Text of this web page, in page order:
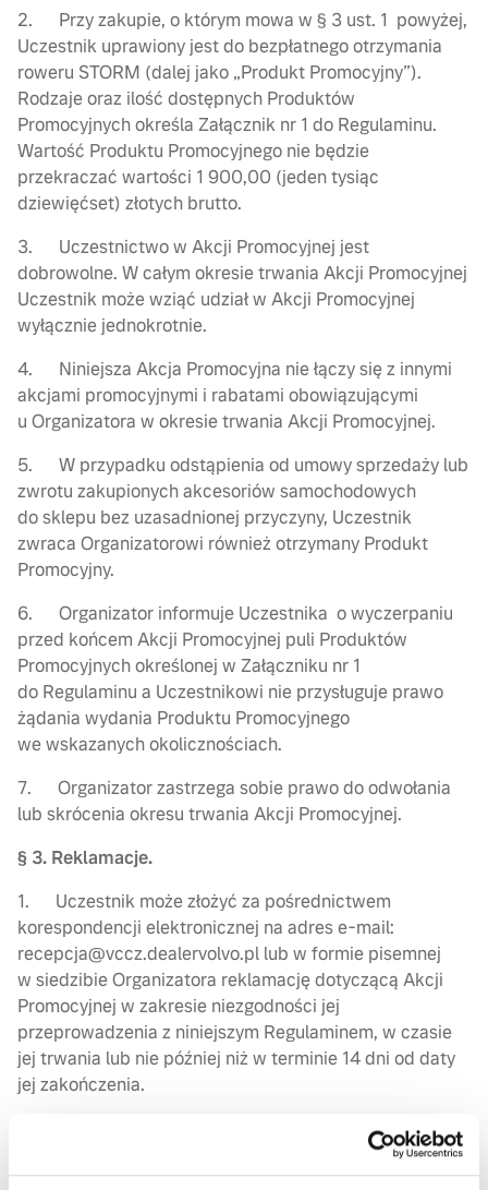
2. Przy zakupie, o którym mowa w § 3 ust. 1 powyżej,
Uczestnik uprawiony jest do bezpłatnego otrzymania
roweru STORM (dalej jako „Produkt Promocyjny”).
Rodzaje oraz ilość dostępnych Produktów
Promocyjnych określa Załącznik nr 1 do Regulaminu.
Wartość Produktu Promocyjnego nie będzie
przekraczać wartości 1 900,00 (jeden tysiąc
dziewięćset) złotych brutto.
3. Uczestnictwo w Akcji Promocyjnej jest
dobrowolne. W całym okresie trwania Akcji Promocyjnej
Uczestnik może wziąć udział w Akcji Promocyjnej
wyłącznie jednokrotnie.
4. Niniejsza Akcja Promocyjna nie łączy się z innymi
akcjami promocyjnymi i rabatami obowiązującymi
u Organizatora w okresie trwania Akcji Promocyjnej.
5. W przypadku odstąpienia od umowy sprzedaży lub
zwrotu zakupionych akcesoriów samochodowych
do sklepu bez uzasadnionej przyczyny, Uczestnik
zwraca Organizatorowi również otrzymany Produkt
Promocyjny.
6. Organizator informuje Uczestnika o wyczerpaniu
przed końcem Akcji Promocyjnej puli Produktów
Promocyjnych określonej w Załączniku nr 1
do Regulaminu a Uczestnikowi nie przysługuje prawo
żądania wydania Produktu Promocyjnego
we wskazanych okolicznościach.
7. Organizator zastrzega sobie prawo do odwołania
lub skrócenia okresu trwania Akcji Promocyjnej.
§ 3. Reklamacje.
1. Uczestnik może złożyć za pośrednictwem
korespondencji elektronicznej na adres e-mail:
recepcja@vccz.dealervolvo.pl lub w formie pisemnej
w siedzibie Organizatora reklamację dotyczącą Akcji
Promocyjnej w zakresie niezgodności jej
przeprowadzenia z niniejszym Regulaminem, w czasie
jej trwania lub nie później niż w terminie 14 dni od daty
jej zakończenia.
2. Zgłoszenie reklamacji powinno zawierać
w szczególności imię i nazwisko składającego
reklamację, adres do korespondencji, adres e-mail,